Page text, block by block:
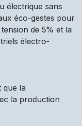
électrique sans
éco-gestes pour
de 5% et la
électro-
que la
la production